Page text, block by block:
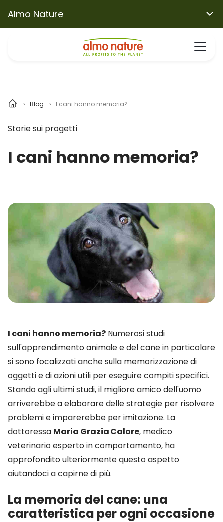
Almo Nature
Blog I cani hanno memoria?
Storie sui progetti
I cani hanno memoria?
I cani hanno memoria? Numerosi studi
sull'apprendimento animale e del cane in particolare
si sono focalizzati anche sulla memorizzazione di
oggetti e di azioni utili per eseguire compiti specifici.
Stando agli ultimi studi, il migliore amico dell'uomo
arriverebbe a elaborare delle strategie per risolvere
problemi e imparerebbe per imitazione. La
dottoressa Maria Grazia Calore, medico
veterinario esperto in comportamento, ha
approfondito ulteriormente questo aspetto
aiutandoci a capirne di più.
La memoria del cane: una
caratteristica per ogni occasione